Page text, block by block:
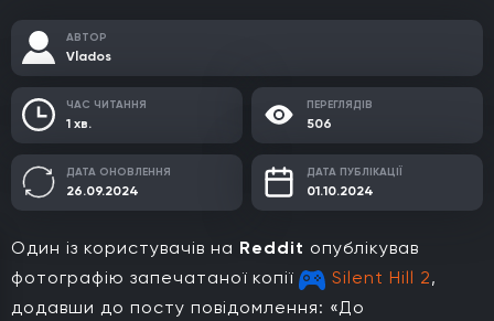
АВТОР
Vlados
ЧАС ЧИТАННЯ
1 хв.
ПЕРЕГЛЯДІВ
506
ДАТА ОНОВЛЕННЯ
26.09.2024
ДАТА ПУБЛІКАЦІЇ
01.10.2024
Один із користувачів на Reddit опублікував
фотографію запечатаної копії
Silent Hill 2,
додавши до посту повідомлення: «До